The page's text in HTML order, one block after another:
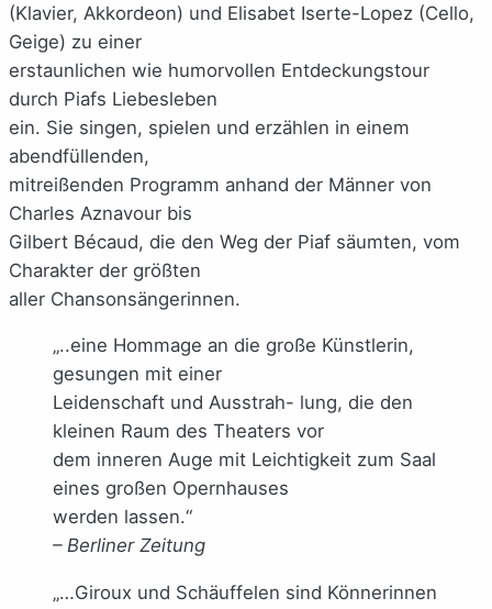
(Klavier, Akkordeon) und Elisabet Iserte-Lopez (Cello,
Geige) zu einer
erstaunlichen wie humorvollen Entdeckungstour
durch Piafs Liebesleben
ein. Sie singen, spielen und erzählen in einem
abendfüllenden,
mitreißenden Programm anhand der Männer von
Charles Aznavour bis
Gilbert Bécaud, die den Weg der Piaf säumten, vom
Charakter der größten
aller Chansonsängerinnen.
„..eine Hommage an die große Künstlerin,
gesungen mit einer
Leidenschaft und Ausstrah- lung, die den
kleinen Raum des Theaters vor
dem inneren Auge mit Leichtigkeit zum Saal
eines großen Opernhauses
werden lassen.“
– Berliner Zeitung
„…Giroux und Schäuffelen sind Könnerinnen